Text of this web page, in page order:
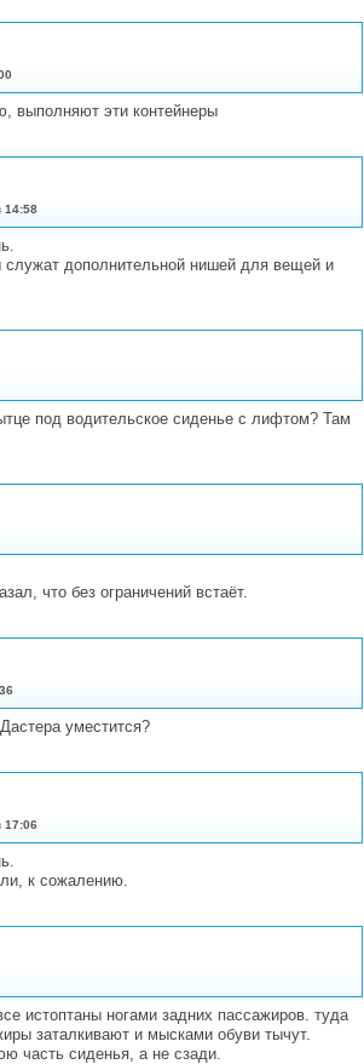
выполняют эти контейнеры
14:58
служат дополнительной нишей для вещей и
под водительское сиденье с лифтом? Там
что без ограничений встаёт.
уместится?
17:06
к сожалению.
истоптаны ногами задних пассажиров. туда
заталкивают и мысками обуви тычут.
часть сиденья, а не сзади.